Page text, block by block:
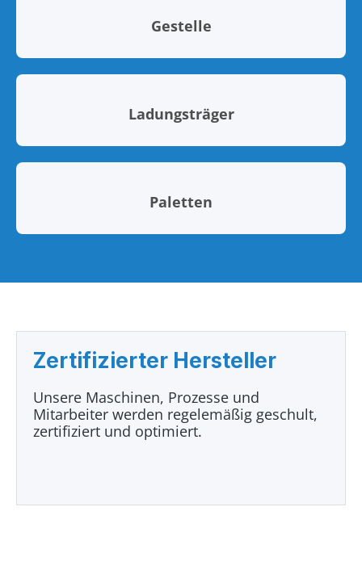
Gestelle
Ladungsträger
Paletten
Zertifizierter Hersteller
Unsere Maschinen, Prozesse und
Mitarbeiter werden regelemäßig geschult,
zertifiziert und optimiert.